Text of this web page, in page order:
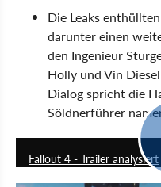
Die Leaks
darunter einen
den Ingenieur
Holly und Vin
Dialog spricht die
Söldnerführer
Fallout 4 - Trailer analysiert